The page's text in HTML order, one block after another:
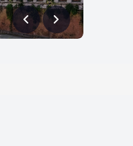
впередвперед